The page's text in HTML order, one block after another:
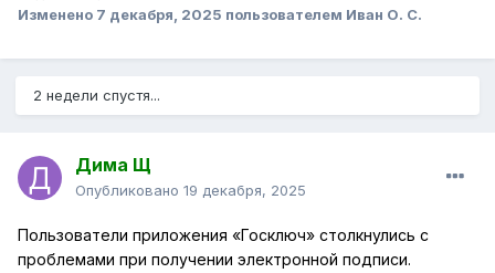
Изменено 7 декабря, 2025 пользователем Иван О. С.
2 недели спустя...
Дима Щ
Опубликовано 19 декабря, 2025
Пользователи приложения «Госключ» столкнулись с
проблемами при получении электронной подписи.